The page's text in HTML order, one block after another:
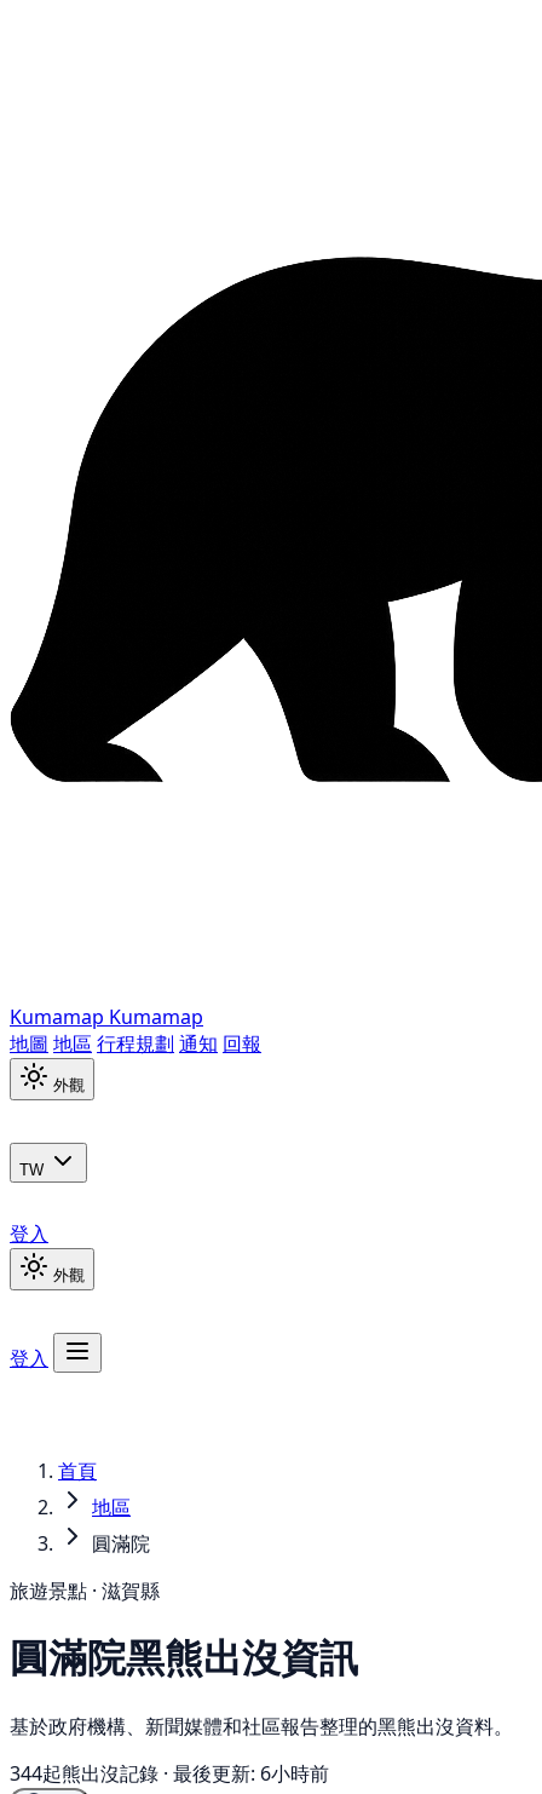
Kumamap Kumamap
地圖 地區 行程規劃 通知 回報
外觀
TW
登入
外觀
登入
首頁
地區
圓滿院
旅遊景點 · 滋賀縣
圓滿院黑熊出沒資訊
基於政府機構、新聞媒體和社區報告整理的黑熊出沒資料。
344起熊出沒記錄 · 最後更新: 6小時前